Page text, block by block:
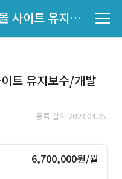
ASP.NET 온라인 쇼핑몰 사이트 유지보수/개발
트 유지보수/개발
등록 일자 2023.04.25.
6,700,000원/월